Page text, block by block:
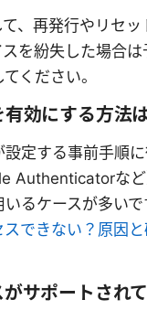
、再発行やリセッ
スを紛失した場合
ください。
効にする方法
定する事前手順
Authenticatorな
るケースが多いで
スできない？原因
サポートされ